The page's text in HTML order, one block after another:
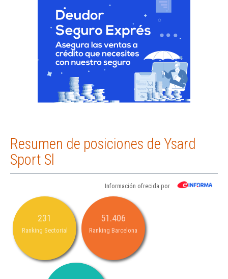
Resumen de posiciones de Ysard
Sport Sl
Información ofrecida por
231
Ranking Sectorial
51.406
Ranking Barcelona